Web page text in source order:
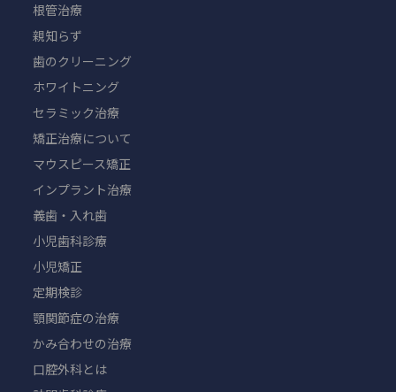
根管治療
親知らず
歯のクリーニング
ホワイトニング
セラミック治療
矯正治療について
マウスピース矯正
インプラント治療
義歯・入れ歯
小児歯科診療
小児矯正
定期検診
顎関節症の治療
かみ合わせの治療
口腔外科とは